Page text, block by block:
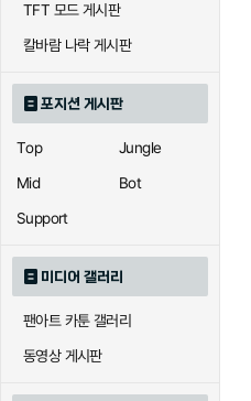
TFT 모드 게시판
칼바람 나락 게시판
포지션 게시판
Top
Jungle
Mid
Bot
Support
미디어 갤러리
팬아트 카툰 갤러리
동영상 게시판